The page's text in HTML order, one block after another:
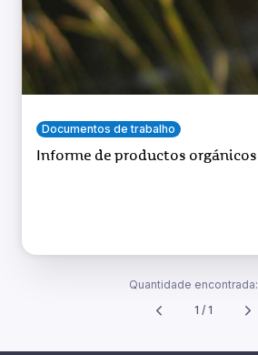
Documentos de trabalho
Informe de productos orgánicos
Quantidade encontrada:
1 / 1